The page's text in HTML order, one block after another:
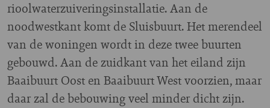
rioolwaterzuiveringsinstallatie. Aan de
noodwestkant komt de Sluisbuurt. Het merendeel
van de woningen wordt in deze twee buurten
gebouwd. Aan de zuidkant van het eiland zijn
Baaibuurt Oost en Baaibuurt West voorzien, maar
daar zal de bebouwing veel minder dicht zijn.